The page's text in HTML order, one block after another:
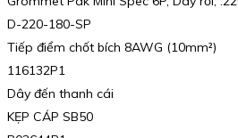
D-220-180-SP
Tiếp điểm chốt bích 8AWG (10mm²)
116132P1
Dây đến thanh cái
KẸP CÁP SB50